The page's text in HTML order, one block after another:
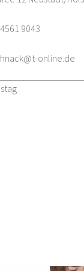
9043
online.de